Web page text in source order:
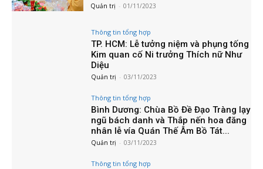
Quản trị - 01/11/2023
Thông tin tổng hợp
TP. HCM: Lễ tưởng niệm và phụng tống
Kim quan cố Ni trưởng Thích nữ Như
Diệu
Quản trị - 03/11/2023
Thông tin tổng hợp
Bình Dương: Chùa Bồ Đề Đạo Tràng lạy
ngũ bách danh và Thắp nến hoa đăng
nhân lễ vía Quán Thế Âm Bồ Tát...
Quản trị - 03/11/2023
Thông tin tổng hợp